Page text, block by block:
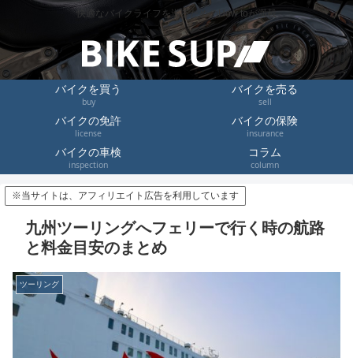
快適なバイクライフを送るためのHow toが満載
バイクを買う
buy
バイクを売る
sell
バイクの免許
license
バイクの保険
insurance
バイクの車検
inspection
コラム
column
※当サイトは、アフィリエイト広告を利用しています
九州ツーリングへフェリーで行く時の航路
と料金目安のまとめ
ツーリング